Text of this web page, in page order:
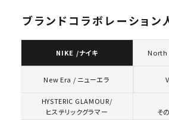
ブランドコラボレーション
NIKE /ナイキ North
New Era / ニューエラ
HYSTERIC GLAMOUR/
ヒステリックグラマー
そ